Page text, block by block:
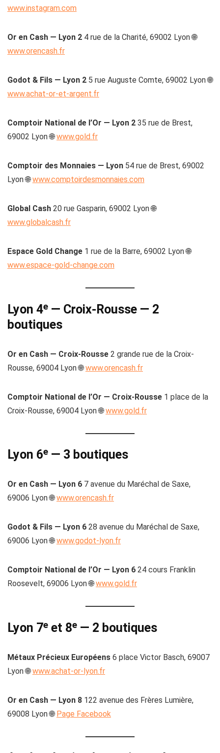
www.instagram.com
Or en Cash — Lyon 2 4 rue de la Charité, 69002 Lyon 🌐
www.orencash.fr
Godot & Fils — Lyon 2 5 rue Auguste Comte, 69002 Lyon 🌐
www.achat-or-et-argent.fr
Comptoir National de l’Or — Lyon 2 35 rue de Brest,
69002 Lyon 🌐www.gold.fr
Comptoir des Monnaies — Lyon 54 rue de Brest, 69002
Lyon 🌐www.comptoirdesmonnaies.com
Global Cash 20 rue Gasparin, 69002 Lyon 🌐
www.globalcash.fr
Espace Gold Change 1 rue de la Barre, 69002 Lyon 🌐
www.espace-gold-change.com
Lyon 4ᵉ — Croix-Rousse — 2
boutiques
Or en Cash — Croix-Rousse 2 grande rue de la Croix-
Rousse, 69004 Lyon 🌐www.orencash.fr
Comptoir National de l’Or — Croix-Rousse 1 place de la
Croix-Rousse, 69004 Lyon 🌐www.gold.fr
Lyon 6ᵉ — 3 boutiques
Or en Cash — Lyon 6 7 avenue du Maréchal de Saxe,
69006 Lyon 🌐www.orencash.fr
Godot & Fils — Lyon 6 28 avenue du Maréchal de Saxe,
69006 Lyon 🌐www.godot-lyon.fr
Comptoir National de l’Or — Lyon 6 24 cours Franklin
Roosevelt, 69006 Lyon 🌐www.gold.fr
Lyon 7ᵉ et 8ᵉ — 2 boutiques
Métaux Précieux Européens 6 place Victor Basch, 69007
Lyon 🌐www.achat-or-lyon.fr
Or en Cash — Lyon 8 122 avenue des Frères Lumière,
69008 Lyon 🌐 Page Facebook